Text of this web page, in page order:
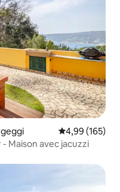
Évaluation
4,99 (165)
Maison avec jacuzzi